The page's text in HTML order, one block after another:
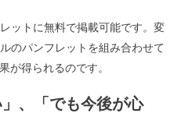
ットに無料で掲載可能です。変
のパンフレットを組み合わせて
が得られるのです。
」、「でも今後が心